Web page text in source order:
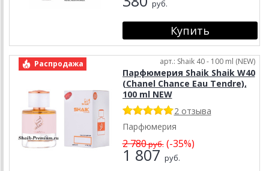
руб.
Распродажа арт.: Shaik 40 - 100 ml (NEW)
Парфюмерия Shaik Shaik W40
(Chanel Chance Eau Tendre),
100 ml NEW
2 отзыва
Парфюмерия
2 780руб.(-35%)
1 807 руб.